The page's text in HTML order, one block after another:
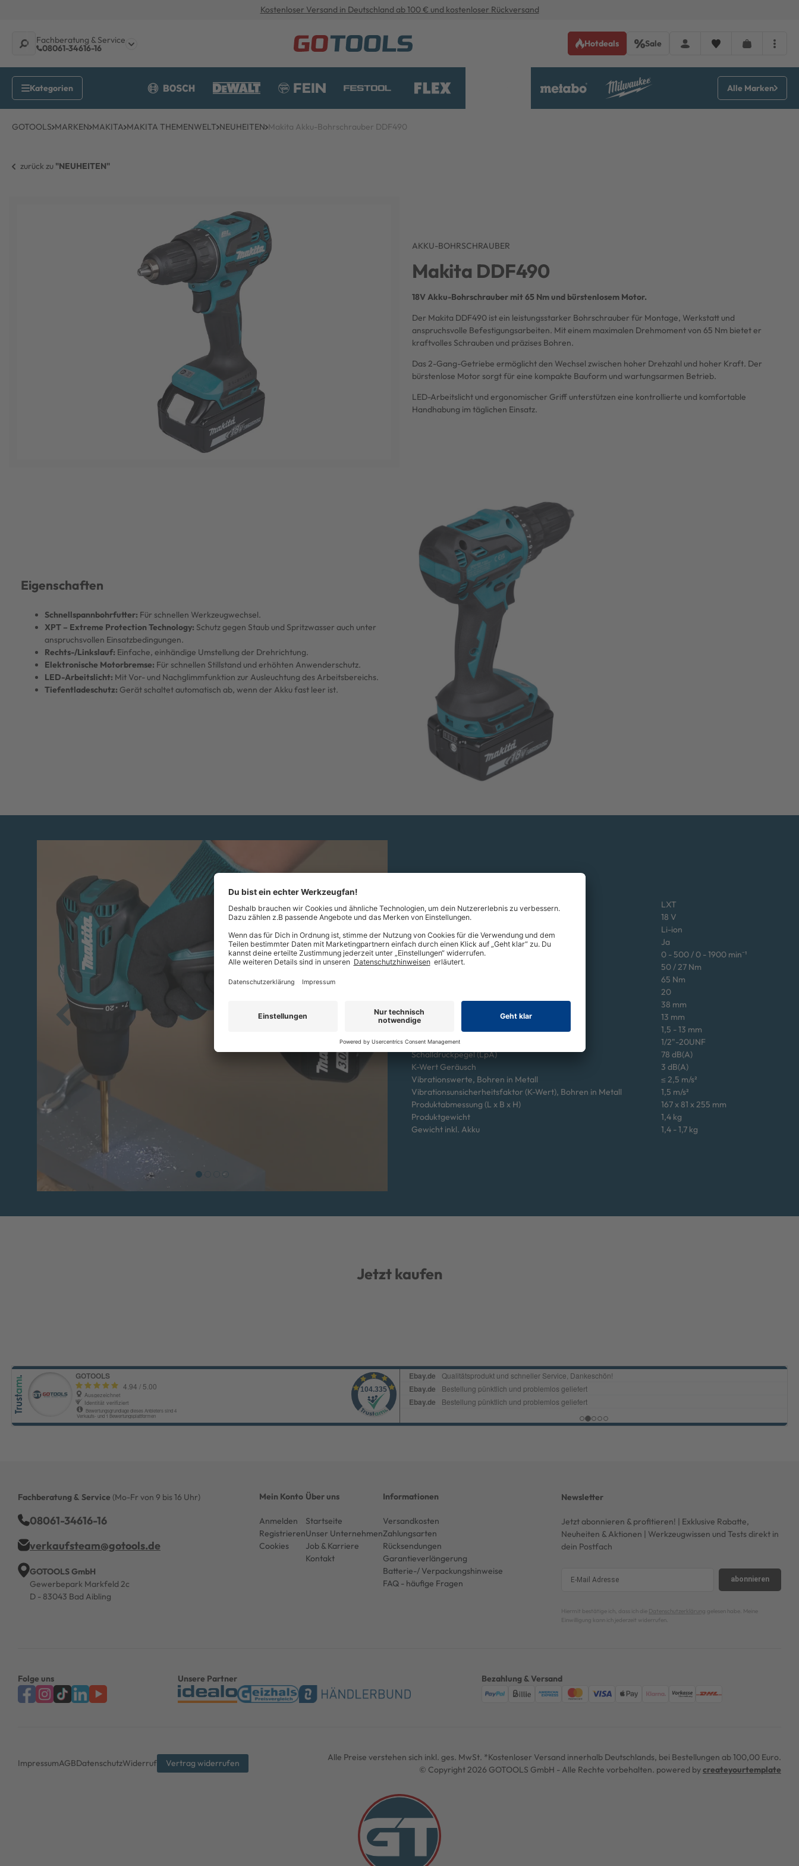
Kostenloser Versand in Deutschland ab 100 € und kostenloser Rückversand
Fachberatung & Service
08061-34616-16 Hotdeals Sale
Alle Marken
GOTOOLS MARKEN MAKITA MAKITA THEMENWELT NEUHEITEN Makita Akku-Bohrschrauber DDF490
zurück zu "NEUHEITEN"
AKKU-BOHRSCHRAUBER
Makita DDF490
18V Akku-Bohrschrauber mit 65 Nm und bürstenlosem Motor.
Der Makita DDF490 ist ein leistungsstarker Bohrschrauber für Montage, Werkstatt und
anspruchsvolle Befestigungsarbeiten. Mit einem maximalen Drehmoment von 65 Nm bietet er
kraftvolles Schrauben und präzises Bohren.
Das 2-Gang-Getriebe ermöglicht den Wechsel zwischen hoher Drehzahl und hoher Kraft. Der
bürstenlose Motor sorgt für eine kompakte Bauform und wartungsarmen Betrieb.
LED-Arbeitslicht und ergonomischer Griff unterstützen eine kontrollierte und komfortable
Handhabung im täglichen Einsatz.
Eigenschaften
Schnellspannbohrfutter: Für schnellen Werkzeugwechsel.
XPT – Extreme Protection Technology: Schutz gegen Staub und Spritzwasser auch unter
anspruchsvollen Einsatzbedingungen.
Rechts-/Linkslauf: Einfache, einhändige Umstellung der Drehrichtung.
Elektronische Motorbremse: Für schnellen Stillstand und erhöhten Anwenderschutz.
LED-Arbeitslicht: Mit Vor- und Nachglimmfunktion zur Ausleuchtung des Arbeitsbereichs.
Tiefentladeschutz: Gerät schaltet automatisch ab, wenn der Akku fast leer ist.
Akkusystem
LXT
Akkuspannung
18 V
Li-ion
Bürstenloser Motor
Ja
Leerlaufdrehzahl
0 - 500 / 0 - 1900 min⁻¹
Drehmoment hart/weich
50 / 27 Nm
65 Nm
20
Bohrleistung in Holz
38 mm
Bohrleistung in Stahl
13 mm
Bohrfutterspannweite
1,5 - 13 mm
Aufnahme
1/2"-20UNF
Schalldruckpegel (LpA)
78 dB(A)
K-Wert Geräusch
3 dB(A)
Vibrationswerte, Bohren in Metall
≤ 2,5 m/s²
Vibrationsunsicherheitsfaktor (K-Wert), Bohren in Metall
1,5 m/s²
Produktabmessung (L x B x H)
167 x 81 x 255 mm
Produktgewicht
1,4 kg
Gewicht inkl. Akku
1,4 - 1,7 kg
Jetzt kaufen
Fachberatung & Service (Mo-Fr von 9 bis 16 Uhr)
08061-34616-16
verkaufsteam@gotools.de
GOTOOLS GmbH
Gewerbepark Markfeld 2c
D - 83043 Bad Aibling
Mein Konto
Anmelden
Registrieren
Cookies
Über uns
Startseite
Unser Unternehmen
Job & Karriere
Kontakt
Informationen
Versandkosten
Zahlungsarten
Rücksendungen
Garantieverlängerung
Batterie-/ Verpackungshinweise
FAQ - häufige Fragen
Newsletter
Jetzt abonnieren & profitieren! | Exklusive Rabatte,
Neuheiten & Aktionen | Werkzeugwissen und Tests direkt in
dein Postfach
abonnieren
Hiermit bestätige ich, dass ich die Datenschutzerklärung gelesen habe. Meine
Einwilligung kann ich jederzeit widerrufen.
Folge uns Unsere Partner Bezahlung & Versand
ImpressumAGBDatenschutzWiderruf Vertrag widerrufen
Alle Preise verstehen sich inkl. ges. MwSt. *Kostenloser Versand innerhalb Deutschlands, bei Bestellungen ab 100,00 Euro.
© Copyright 2026 GOTOOLS GmbH - Alle Rechte vorbehalten. powered bycreateyourtemplate